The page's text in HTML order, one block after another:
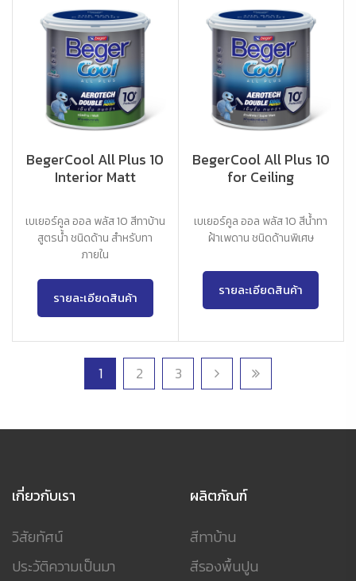
BegerCool All Plus 10
Interior Matt
เบเยอร์คูล ออล พลัส 10 สีทาบ้าน
สูตรน้ำ ชนิดด้าน สำหรับทา
ภายใน
รายละเอียดสินค้า
BegerCool All Plus 10
for Ceiling
เบเยอร์คูล ออล พลัส 10 สีน้ำทา
ฝ้าเพดาน ชนิดด้านพิเศษ
รายละเอียดสินค้า
1 2 3
เกี่ยวกับเรา
วิสัยทัศน์
ประวัติความเป็นมา
ผลิตภัณฑ์
สีทาบ้าน
สีรองพื้นปูน